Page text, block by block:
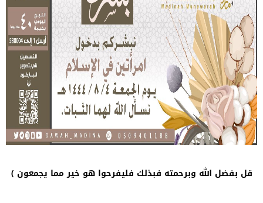
قل بفضل الله وبرحمته فبذلك فليفرحوا هو خير مما يجمعون ﴾